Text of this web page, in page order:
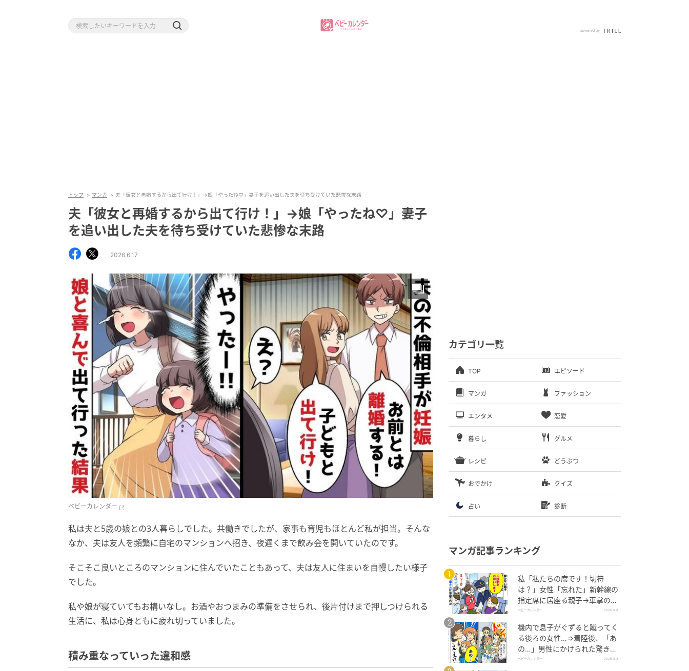
トップ マンガ 夫「彼女と再婚するから出て行け！」→娘「やったね♡」妻子を追い出した夫を待ち受けていた悲惨な末路
夫「彼女と再婚するから出て行け！」→娘「やったね♡」妻子
を追い出した夫を待ち受けていた悲惨な末路
2026.6.17
ベビーカレンダー
私は夫と5歳の娘との3人暮らしでした。共働きでしたが、家事も育児もほとんど私が担当。そんな
なか、夫は友人を頻繁に自宅のマンションへ招き、夜遅くまで飲み会を開いていたのです。
そこそこ良いところのマンションに住んでいたこともあって、夫は友人に住まいを自慢したい様子
でした。
私や娘が寝ていてもお構いなし。お酒やおつまみの準備をさせられ、後片付けまで押しつけられる
生活に、私は心身ともに疲れ切っていました。
積み重なっていった違和感
カテゴリ一覧
TOP エピソード
マンガ ファッション
エンタメ 恋愛
暮らし グルメ
レシピ どうぶつ
おでかけ クイズ
占い 診断
マンガ記事ランキング
私「私たちの席です！切符
は？」女性「忘れた」新幹線の
指定席に居座る親子→車掌の注
意に移動…直後、ゾッとする発
ベビーカレンダー 2026.8.8
機内で息子がぐずると蹴ってく
る後ろの女性…⇒着陸後、「あ
の…」男性にかけられた驚きの
言葉とは
ベビーカレンダー 2026.8.8